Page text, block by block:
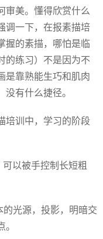
审美。懂得欣赏什么
调一下，在报素描培
握的素描，哪怕是临
的练习）不是因为不
是靠熟能生巧和肌肉
有什么捷径。
训中，学习的阶段
以被手控制长短粗
光源，投影，明暗交